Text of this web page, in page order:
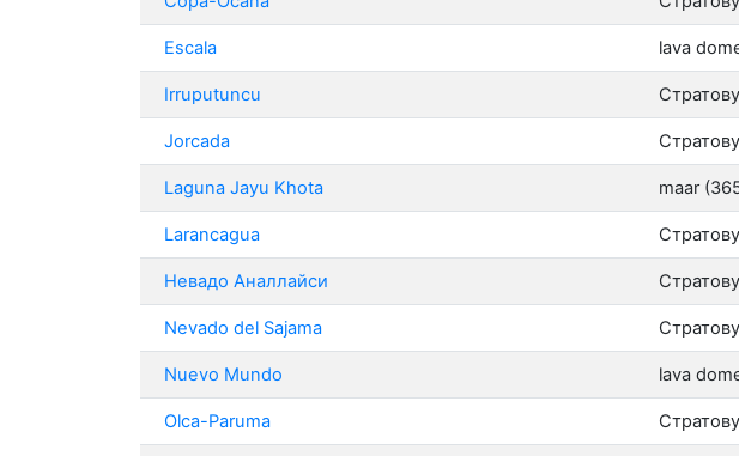
Escala lava
Irruputuncu
Jorcada
Laguna Jayu Khota maar
Larancagua
Невадо Аналлайси
Nevado del Sajama
Nuevo Mundo lava
Olca-Paruma